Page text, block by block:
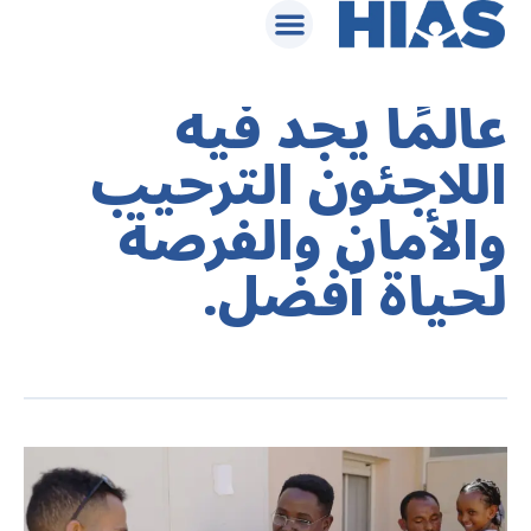
عالمًا يجد فيه
اللاجئون الترحيب
والأمان والفرصة
لحياة أفضل.